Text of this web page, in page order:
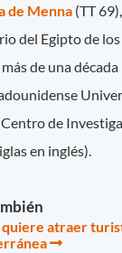
de Menna (TT
del Egipto de
de una
de
en inglés).
quiere atraer